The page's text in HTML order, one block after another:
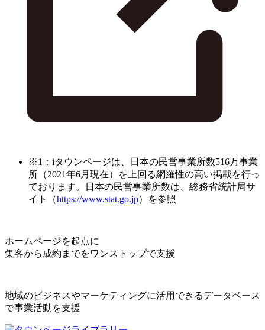
※1：iタウンページは、日本の民営事業所数516万事業
所（2021年6月現在）を上回る網羅性の高い掲載を行っ
ております。日本の民営事業所数は、総務省統計局サ
イト（https://www.stat.go.jp）を参照
ホームページを起点に
集客から成約までをワンストップで支援
地域のビジネスやマーケティングに活用できるデータベース
で事業活動を支援